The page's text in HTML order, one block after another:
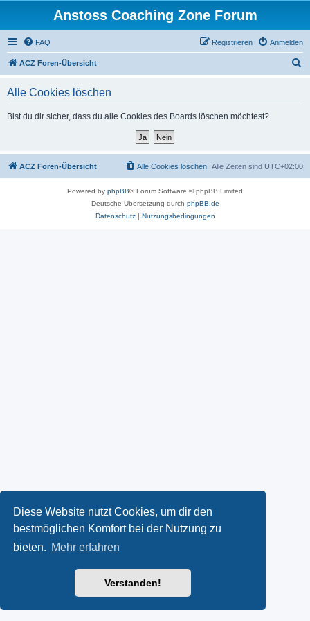
Diese Website nutzt Cookies, um dir den
bestmöglichen Komfort bei der Nutzung zu
bieten. Mehr erfahren
Verstanden!
Anstoss Coaching Zone Forum
FAQ Anmelden
Registrieren
ACZ Foren-Übersicht
Alle Cookies löschen
Bist du dir sicher, dass du alle Cookies des Boards löschen möchtest?
ACZ Foren-Übersicht Alle Zeiten sind UTC+02:00
Alle Cookies löschen
Powered by phpBB® Forum Software © phpBB Limited
Deutsche Übersetzung durch phpBB.de
Datenschutz| Nutzungsbedingungen